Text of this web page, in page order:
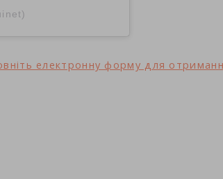
електронну форму для